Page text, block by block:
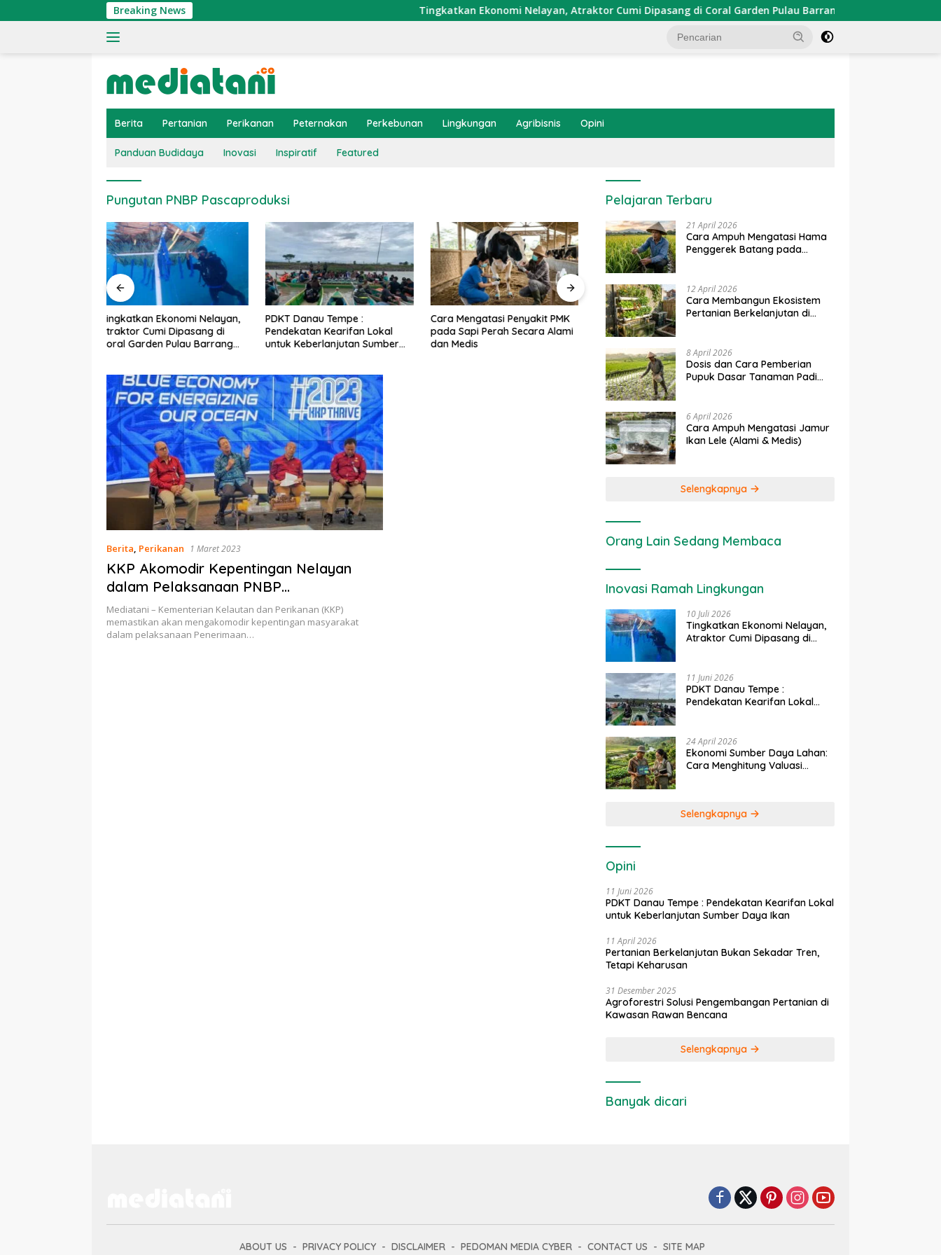
ke
Breaking News Tingkatkan Ekonomi Nelayan, Atraktor Cumi Dipasang di Coral Garden Pulau Barrang Caddi
Berita Pertanian Perikanan Peternakan Perkebunan Lingkungan Agribisnis Opini
Panduan Budidaya Inovasi Inspiratif Featured
Pungutan PNBP Pascaproduksi
PDKT Danau Tempe :
Pendekatan Kearifan Lokal
untuk Keberlanjutan Sumber
Cara Mengatasi Penyakit PMK
pada Sapi Perah Secara Alami
dan Medis
Dosis dan Cara Pemupukan
Tanaman Padi pada Fase
Vegetatif Aktif yang Tepat
Penerapan IoT dalam
Pertanian Modern di Indonesia
Ekonomi Sumber Daya Lahan:
Berita, Perikanan 1 Maret 2023
KKP Akomodir Kepentingan Nelayan
dalam Pelaksanaan PNBP
Pascaproduksi
Mediatani – Kementerian Kelautan dan Perikanan (KKP)
memastikan akan mengakomodir kepentingan masyarakat
dalam pelaksanaan Penerimaan…
Pelajaran Terbaru
21 April 2026
Cara Ampuh Mengatasi Hama
Penggerek Batang pada
12 April 2026
Cara Membangun Ekosistem
Pertanian Berkelanjutan di
8 April 2026
Dosis dan Cara Pemberian
Pupuk Dasar Tanaman Padi
6 April 2026
Cara Ampuh Mengatasi Jamur
Ikan Lele (Alami & Medis)
Selengkapnya
Orang Lain Sedang Membaca
Inovasi Ramah Lingkungan
10 Juli 2026
Tingkatkan Ekonomi Nelayan,
Atraktor Cumi Dipasang di
11 Juni 2026
PDKT Danau Tempe :
Pendekatan Kearifan Lokal
24 April 2026
Ekonomi Sumber Daya Lahan:
Cara Menghitung Valuasi
Selengkapnya
Opini
11 Juni 2026
PDKT Danau Tempe : Pendekatan Kearifan Lokal
untuk Keberlanjutan Sumber Daya Ikan
11 April 2026
Pertanian Berkelanjutan Bukan Sekadar Tren,
Tetapi Keharusan
31 Desember 2025
Agroforestri Solusi Pengembangan Pertanian di
Kawasan Rawan Bencana
Selengkapnya
Banyak dicari
ABOUT US PRIVACY POLICY DISCLAIMER PEDOMAN MEDIA CYBER CONTACT US SITE MAP